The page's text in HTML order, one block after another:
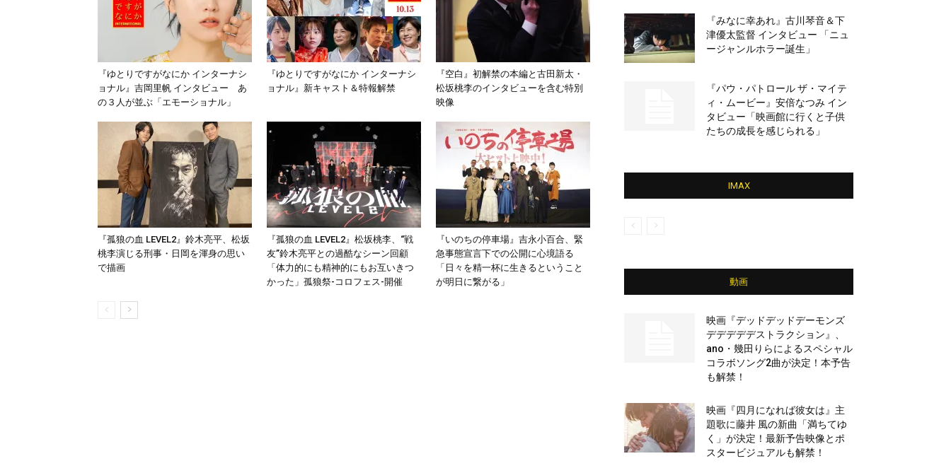
『ゆとりですがなにか インターナシ
ョナル』吉岡里帆 インタビュー あ
の３人が並ぶ「エモーショナル」
『ゆとりですがなにか インターナシ
ョナル』新キャスト＆特報解禁
『空白』初解禁の本編と古田新太・
松坂桃李のインタビューを含む特別
映像
『孤狼の血 LEVEL2』鈴木亮平、松坂
桃李演じる刑事・日岡を渾身の思い
で描画
『孤狼の血 LEVEL2』松坂桃李、“戦
友”鈴木亮平との過酷なシーン回顧
「体力的にも精神的にもお互いきつ
かった」孤狼祭-コロフェス-開催
『いのちの停車場』吉永小百合、緊
急事態宣言下での公開に心境語る
「日々を精一杯に生きるということ
が明日に繋がる」
『みなに幸あれ』古川琴音＆下
津優太監督 インタビュー 「ニュ
ージャンルホラー誕生」
『パウ・パトロール ザ・マイテ
ィ・ムービー』安倍なつみ イン
タビュー「映画館に行くと子供
たちの成長を感じられる」
IMAX
動画
映画『デッドデッドデーモンズ
デデデデデストラクション』、
ano・幾田りらによるスペシャル
コラボソング2曲が決定！本予告
も解禁！
映画『四月になれば彼女は』主
題歌に藤井 風の新曲「満ちてゆ
く」が決定！最新予告映像とポ
スタービジュアルも解禁！